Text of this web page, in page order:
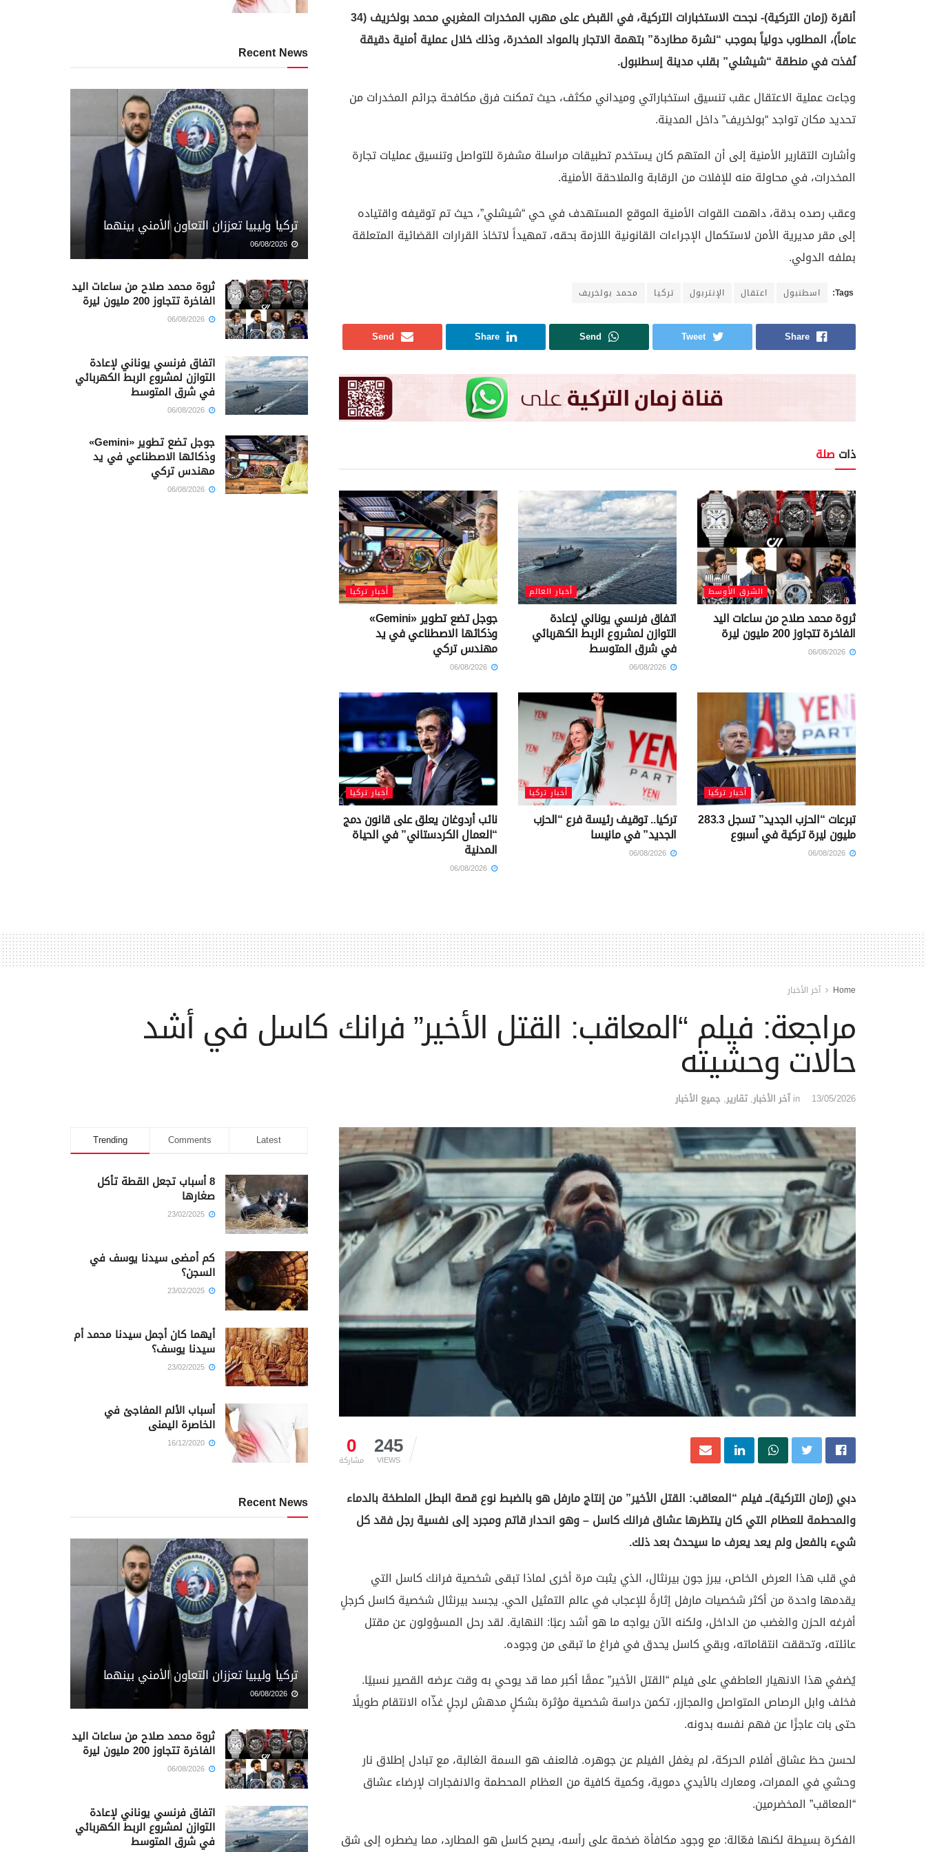
أنقرة (زمان التركية)- نجحت الاستخبارات التركية، في القبض على مهرب المخدرات المغربي محمد بولخريف (34
عاماً)، المطلوب دولياً بموجب “نشرة مطاردة” بتهمة الاتجار بالمواد المخدرة، وذلك خلال عملية أمنية دقيقة
نُفذت في منطقة “شيشلي” بقلب مدينة إسطنبول.
وجاءت عملية الاعتقال عقب تنسيق استخباراتي وميداني مكثف، حيث تمكنت فرق مكافحة جرائم المخدرات من
تحديد مكان تواجد “بولخريف” داخل المدينة.
وأشارت التقارير الأمنية إلى أن المتهم كان يستخدم تطبيقات مراسلة مشفرة للتواصل وتنسيق عمليات تجارة
المخدرات، في محاولة منه للإفلات من الرقابة والملاحقة الأمنية.
وعقب رصده بدقة، داهمت القوات الأمنية الموقع المستهدف في حي “شيشلي”، حيث تم توقيفه واقتياده
إلى مقر مديرية الأمن لاستكمال الإجراءات القانونية اللازمة بحقه، تمهيداً لاتخاذ القرارات القضائية المتعلقة
بملفه الدولي.
Tags: اسطنبول اعتقال الإنتربول تركيا محمد بولخريف
Share
Tweet
Send
Share
Send
ذات صلة
الشرق الأوسط
ثروة محمد صلاح من ساعات اليد
الفاخرة تتجاوز 200 مليون ليرة
أخبار العالم
اتفاق فرنسي يوناني لإعادة
التوازن لمشروع الربط الكهربائي
في شرق المتوسط
أخبار تركيا
جوجل تضع تطوير «Gemini»
وذكائها الاصطناعي في يد
مهندس تركي
أخبار تركيا
تبرعات “الحزب الجديد” تسجل 283.3
مليون ليرة تركية في أسبوع
أخبار تركيا
تركيا.. توقيف رئيسة فرع “الحزب
الجديد” في مانيسا
أخبار تركيا
نائب أردوغان يعلق على قانون دمج
“العمال الكردستاني” في الحياة
المدنية
Recent News
تركيا وليبيا تعززان التعاون الأمني بينهما
ثروة محمد صلاح من ساعات اليد
الفاخرة تتجاوز 200 مليون ليرة
اتفاق فرنسي يوناني لإعادة
التوازن لمشروع الربط الكهربائي
في شرق المتوسط
جوجل تضع تطوير «Gemini»
وذكائها الاصطناعي في يد
مهندس تركي
Home آخر الأخبار
مراجعة: فيلم “المعاقب: القتل الأخير” فرانك كاسل في أشد
حالات وحشيته
13/05/2026
in آخر الأخبار, تقارير, جميع الأخبار
0
مشاركة 245
VIEWS
دبي (زمان التركية)ــ فيلم “المعاقب: القتل الأخير” من إنتاج مارفل هو بالضبط نوع قصة البطل الملطخة بالدماء
والمحطمة للعظام التي كان ينتظرها عشاق فرانك كاسل – وهو انحدار قاتم ومجرد إلى نفسية رجل فقد كل
شيء بالفعل ولم يعد يعرف ما سيحدث بعد ذلك.
في قلب هذا العرض الخاص، يبرز جون بيرنثال، الذي يثبت مرة أخرى لماذا تبقى شخصية فرانك كاسل التي
يقدمها واحدة من أكثر شخصيات مارفل إثارةً للإعجاب في عالم التمثيل الحي. يجسد بيرنثال شخصية كاسل كرجلٍ
أفرغه الحزن والغضب من الداخل، ولكنه الآن يواجه ما هو أشد رعبًا: النهاية. لقد رحل المسؤولون عن مقتل
عائلته، وتحققت انتقاماته، وبقي كاسل يحدق في فراغ ما تبقى من وجوده.
يُضفي هذا الانهيار العاطفي على فيلم “القتل الأخير” عمقًا أكبر مما قد يوحي به وقت عرضه القصير نسبيًا.
فخلف وابل الرصاص المتواصل والمجازر، تكمن دراسة شخصية مؤثرة بشكلٍ مدهش لرجلٍ غذّاه الانتقام طويلًا
حتى بات عاجزًا عن فهم نفسه بدونه.
لحسن حظ عشاق أفلام الحركة، لم يغفل الفيلم عن جوهره. فالعنف هو السمة الغالبة، مع تبادل إطلاق نار
وحشي في الممرات، ومعارك بالأيدي دموية، وكمية كافية من العظام المحطمة والانفجارات لإرضاء عشاق
“المعاقب” المخضرمين.
الفكرة بسيطة لكنها فعّالة: مع وجود مكافأة ضخمة على رأسه، يصبح كاسل هو المطارد، مما يضطره إلى شق
Trending Comments Latest
8 أسباب تجعل القطة تأكل
صغارها
كم أمضى سيدنا يوسف في
السجن؟
أيهما كان أجمل سيدنا محمد أم
سيدنا يوسف؟
أسباب الألم المفاجئ في
الخاصرة اليمنى
Recent News
تركيا وليبيا تعززان التعاون الأمني بينهما
ثروة محمد صلاح من ساعات اليد
الفاخرة تتجاوز 200 مليون ليرة
اتفاق فرنسي يوناني لإعادة
التوازن لمشروع الربط الكهربائي
في شرق المتوسط